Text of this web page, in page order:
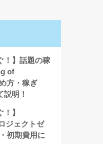
！】話題の稼
of
方・稼ぎ
説明！
】
ジェクトゼ
初期費用に